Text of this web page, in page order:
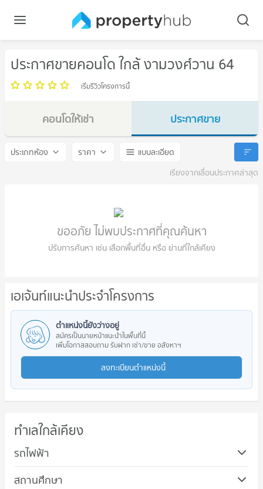
ประกาศขายคอนโด ใกล้ งามวงศ์วาน 64
เริ่มรีวิวโครงการนี้
คอนโดให้เช่า
งามวงศ์วาน 64
ประกาศขาย
งามวงศ์วาน 64
ประเภทห้อง ราคา
แบบละเอียด
เรียงจากเลื่อนประกาศล่าสุด
ขออภัย ไม่พบประกาศที่คุณค้นหา
ปรับการค้นหา เช่น เลือกพื้นที่อื่น หรือ ย่านที่ใกล้เคียง
เอเจ้นท์แนะนำประจำโครงการ
ตำแหน่งนี้ยังว่างอยู่
สมัครเป็นนายหน้าแนะนำในพื้นที่นี้
เพิ่มโอกาสสอบถาม รับฝาก เช่า/ขาย อสังหาฯ
ลงทะเบียนตำแหน่งนี้
ทำเลใกล้เคียง
รถไฟฟ้า
สถานศึกษา